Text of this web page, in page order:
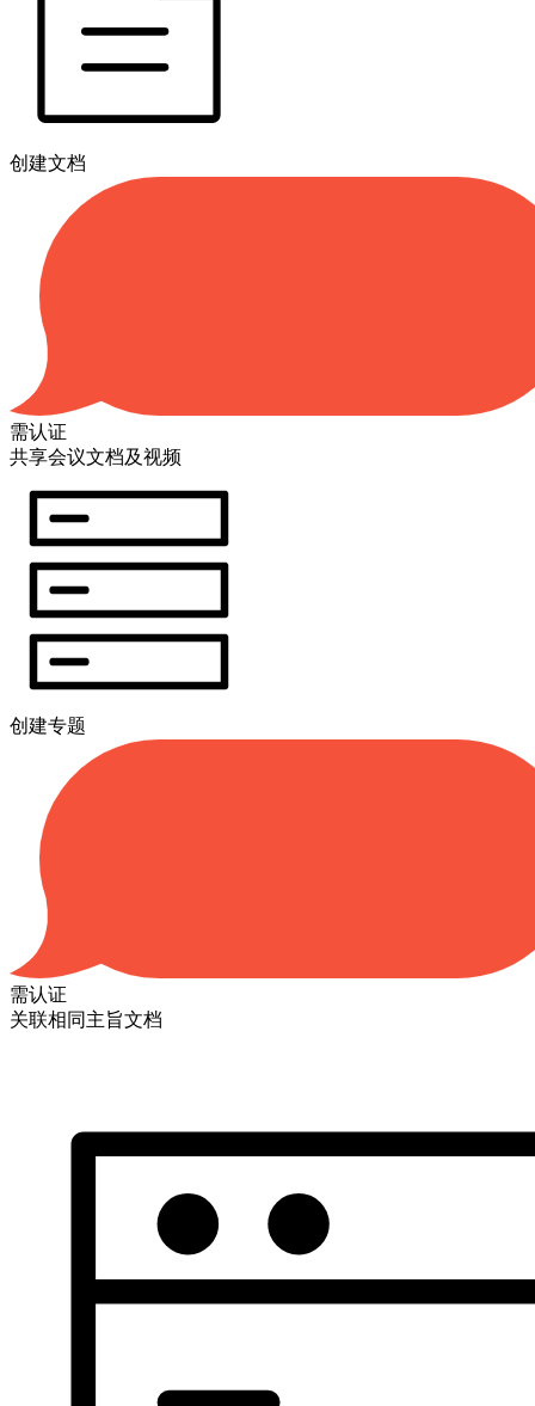
创建文档
需认证
共享会议文档及视频
创建专题
需认证
关联相同主旨文档